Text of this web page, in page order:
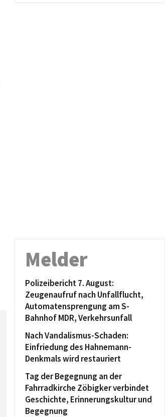
Melder
Polizeibericht 7. August:
Zeugenaufruf nach Unfallflucht,
Automatensprengung am S-
Bahnhof MDR, Verkehrsunfall
Nach Vandalismus-Schaden:
Einfriedung des Hahnemann-
Denkmals wird restauriert
Tag der Begegnung an der
Fahrradkirche Zöbigker verbindet
Geschichte, Erinnerungskultur und
Begegnung